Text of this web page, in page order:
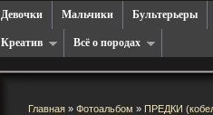
Девочки Мальчики Бультерьеры
Креатив Всё о породах
Главная » Фотоальбом » ПРЕДКИ